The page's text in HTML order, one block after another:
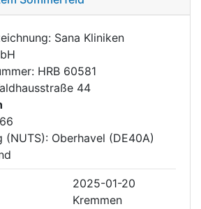
Sana Kliniken
HRB 60581
44
(NUTS): Oberhavel (DE40A)
2025-01-20
Kremmen